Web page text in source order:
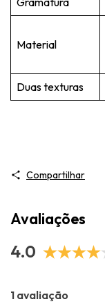
Material
Duas texturas
Compartilhar
Avaliações
4.0
1 avaliação